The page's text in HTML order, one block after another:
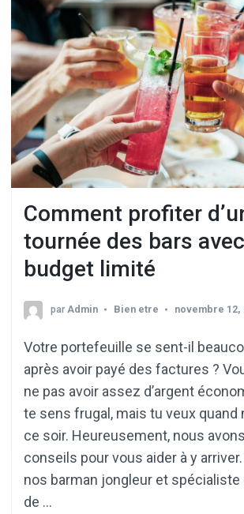
Comment profiter
tournée des bars
budget limité
parAdmin Bien etre novembre 12,
Votre portefeuille se sent-il
après avoir payé des factures ?
ne pas avoir assez d’argent
te sens frugal, mais tu veux quand
ce soir. Heureusement, nous
conseils pour vous aider à y
nos barman jongleur et spécialiste
de …